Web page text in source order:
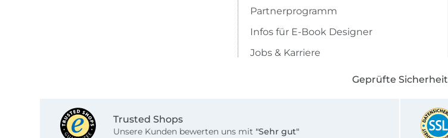
Partnerprogramm
Infos für E-Book Designer
Jobs & Karriere
Geprüfte Sicherheit
Trusted Shops
Unsere Kunden bewerten uns mit "Sehr gut"